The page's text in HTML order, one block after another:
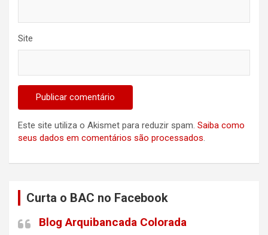
Site
Este site utiliza o Akismet para reduzir spam. Saiba como
seus dados em comentários são processados.
Curta o BAC no Facebook
Blog Arquibancada Colorada